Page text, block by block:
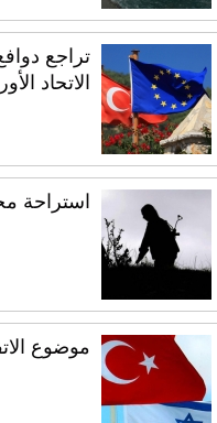
تراجع
الاتحاد
استراحة
موضوع